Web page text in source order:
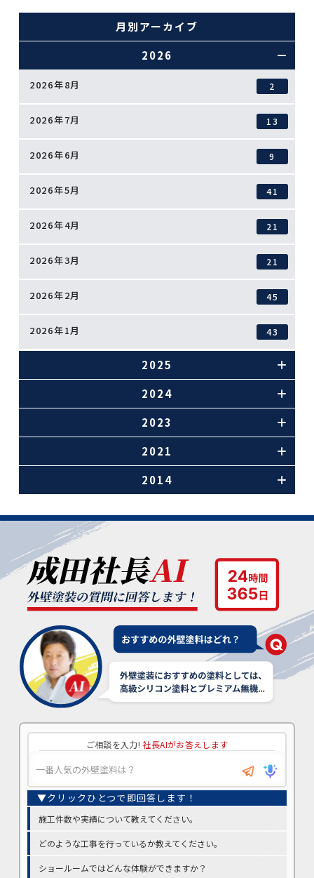
月別アーカイブ
2026
2026年8月 2
2026年7月 13
2026年6月 9
2026年5月 41
2026年4月 21
2026年3月 21
2026年2月 45
2026年1月 43
2025
2024
2023
2021
2014
ご相談を入力! 社長AIがお答えします
施工件数や実績について教えてください。
どのような工事を行っているか教えてください。
ショールームではどんな体験ができますか？